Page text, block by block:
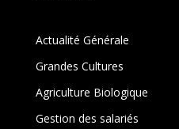
Actualité Générale
Grandes Cultures
Agriculture Biologique
Gestion des salariés